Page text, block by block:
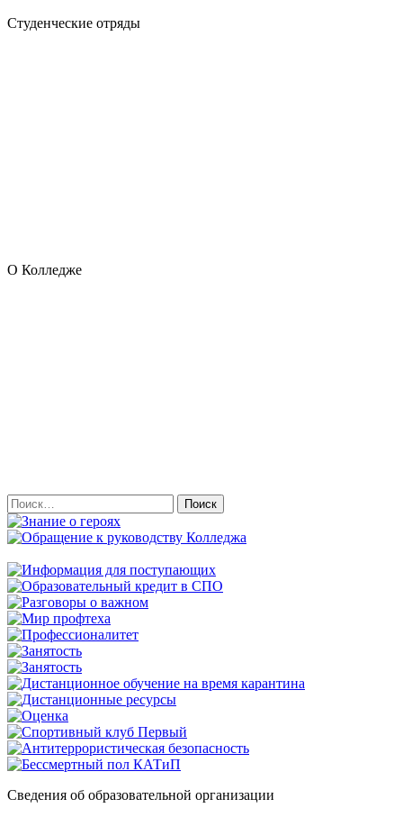
Студенческие отряды
О Колледже
Найти:
Сведения об образовательной организации